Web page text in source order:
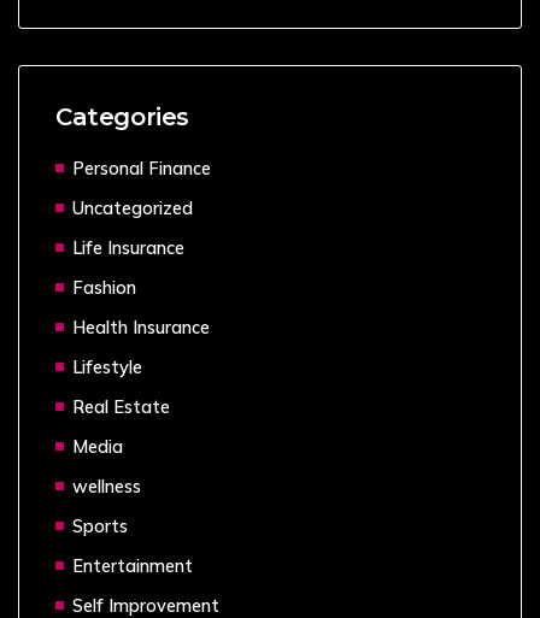
Categories
Personal Finance
Uncategorized
Life Insurance
Fashion
Health Insurance
Lifestyle
Real Estate
Media
wellness
Sports
Entertainment
Self Improvement